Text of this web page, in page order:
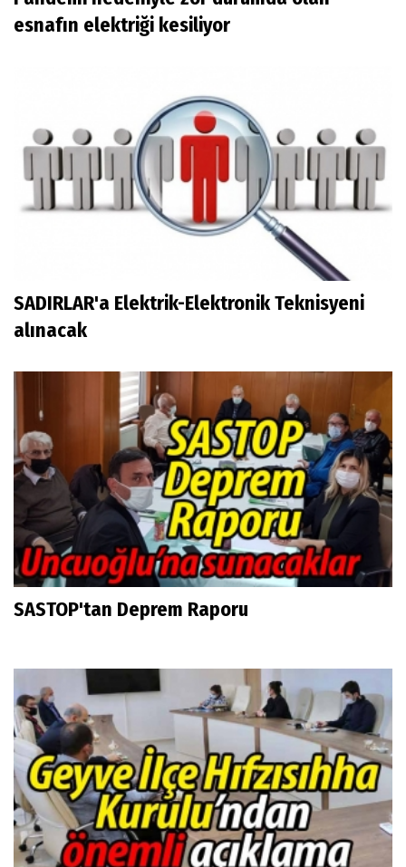
esnafın elektriği kesiliyor
SADIRLAR'a Elektrik-Elektronik Teknisyeni
alınacak
SASTOP'tan Deprem Raporu